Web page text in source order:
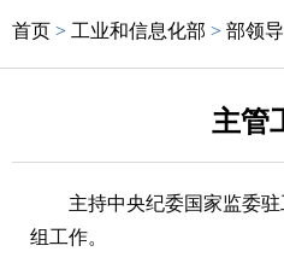
首页 > 工业和信息化部 > 部领导
主管
主持中央纪委国家监委
组工作。